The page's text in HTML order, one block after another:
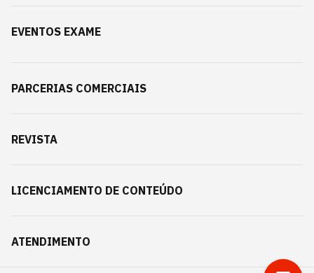
EVENTOS EXAME
PARCERIAS COMERCIAIS
REVISTA
LICENCIAMENTO DE CONTEÚDO
ATENDIMENTO